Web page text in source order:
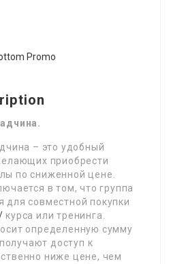
– это удобный
приобрести
по сниженной цене.
в том, что группа
для совместной покупки
курса или тренинга.
определенную сумму
доступ к
ниже цене, чем